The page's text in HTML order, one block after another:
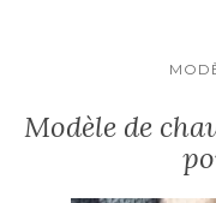
Modèle de